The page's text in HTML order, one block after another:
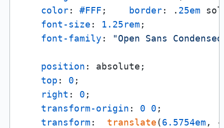
color: #FFF ; border: . 25em
font-size : 1.25rem ;
font-family : "Open Sans
position : absolute;
top : 0 ;
right : 0 ;
transform-origin : 0 0 ;
transform : translate(6.5754em , -